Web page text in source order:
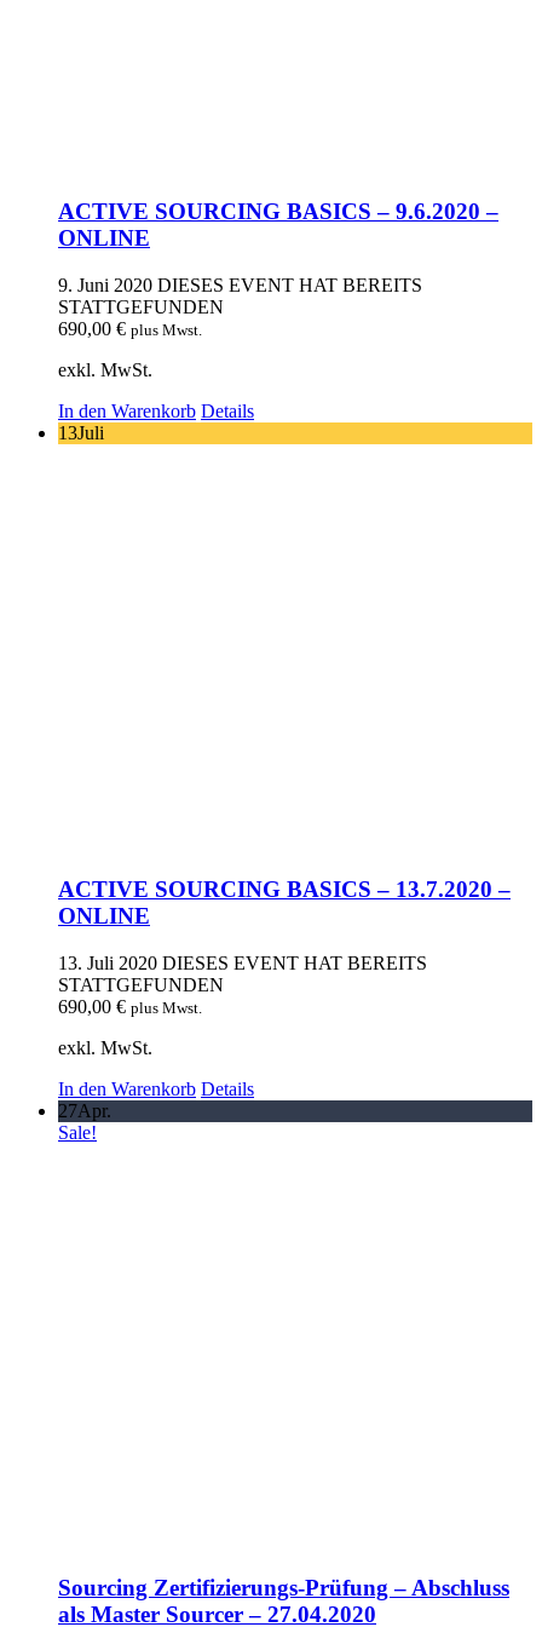
ACTIVE SOURCING BASICS – 9.6.2020 –
ONLINE
9. Juni 2020 DIESES EVENT HAT BEREITS
STATTGEFUNDEN
690,00 € plus Mwst.
exkl. MwSt.
In den Warenkorb Details
13Juli
ACTIVE SOURCING BASICS – 13.7.2020 –
ONLINE
13. Juli 2020 DIESES EVENT HAT BEREITS
STATTGEFUNDEN
690,00 € plus Mwst.
exkl. MwSt.
In den Warenkorb Details
27Apr.
Sale!
Sourcing Zertifizierungs-Prüfung – Abschluss
als Master Sourcer – 27.04.2020